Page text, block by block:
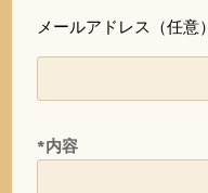
メールアドレス（任意）
*内容